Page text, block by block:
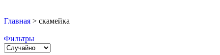
Главная > скамейка
Фильтры